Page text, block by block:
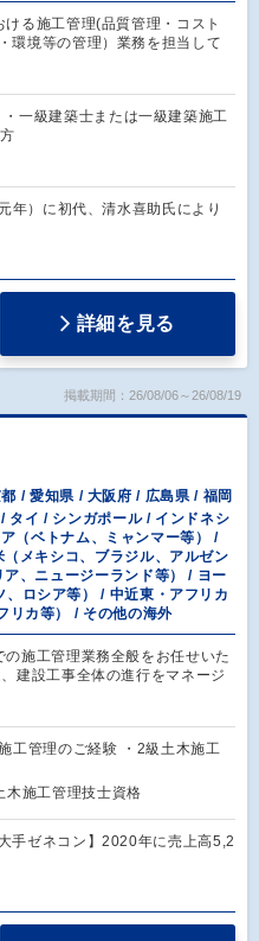
る施工管理(品質管理・コスト
環境等の管理）業務を担当して
・一級建築士または一級建築施工
年）に初代、清水喜助氏により
詳細を見る
掲載期間：26/08/06～26/08/19
/ 愛知県 / 大阪府 / 広島県 / 福岡
タイ / シンガポール / インドネシ
（ベトナム、ミャンマー等） /
メキシコ、ブラジル、アルゼン
、ニュージーランド等） / ヨー
ロシア等） / 中近東・アフリカ
リカ等） / その他の海外
施工管理業務全般をお任せいた
建設工事全体の進行をマネージ
工管理のご経験 ・2級土木施工
木施工管理技士資格
手ゼネコン】2020年に売上高5,2